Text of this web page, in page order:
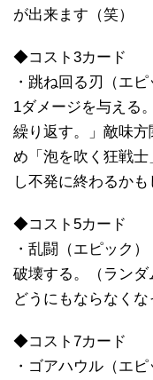
が出来ます（笑）
◆コスト3カード
・跳ね回る刃（エ
1ダメージを与える
繰り返す。」敵味
め「泡を吹く狂戦
し不発に終わるかも
◆コスト5カード
・乱闘（エピック
破壊する。（ランダ
どうにもならなくな
◆コスト7カード
・ゴアハウル（エ